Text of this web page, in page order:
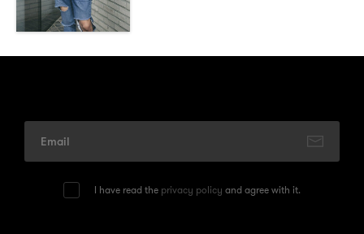
I have read the privacy policy and agree with it.